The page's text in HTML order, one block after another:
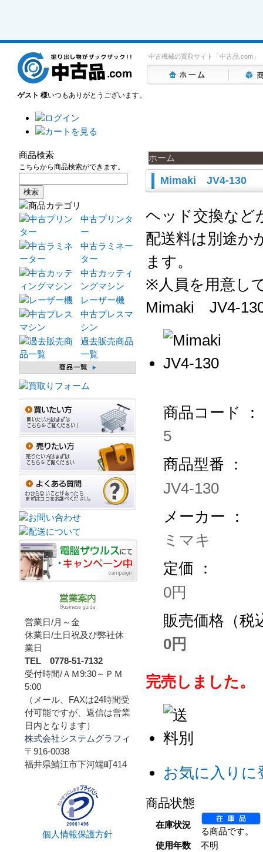
中古機械の買取サイト「中古品.com」
ゲスト 様いつもありがとうございます。
ホーム
Mimaki JV4-130
ヘッド交換など
配送料は別途か
ます。
※人員を用意し
Mimaki JV4-
商品コード ：
5
商品型番 ：
JV4-130
メーカー ：
ミマキ
定価 ：
0円
販売価格（税
0円
完売しました。
お気に入りに
商品状態
在庫状況
る商品です。
使用年数
不明
商品検索
こちらから商品検索ができます。
中古プリンタ
ー
中古ラミネー
ター
中古カッティ
ングマシン
レーザー機
中古プレスマ
シン
過去販売商品
一覧
営業日/月～金
休業日/土日祝及び弊社休
業日
TEL 0778-51-7132
受付時間/ＡＭ9:30～ＰＭ
5:00
（メール、FAXは24時間受
付可能ですが、返信は営業
日内となります）
株式会社システムグラフィ
〒916-0038
福井県鯖江市下河端町414
個人情報保護方針